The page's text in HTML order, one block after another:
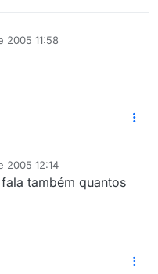
2005 11:58
2005 12:14
também quantos